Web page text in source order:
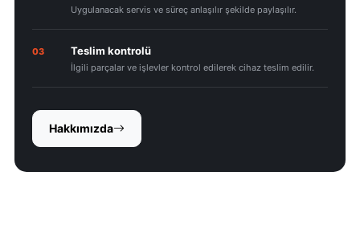
Uygulanacak servis ve süreç anlaşılır şekilde paylaşılır.
03 Teslim kontrolü
İlgili parçalar ve işlevler kontrol edilerek cihaz teslim edilir.
Hakkımızda